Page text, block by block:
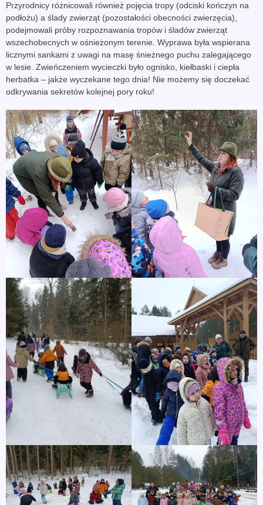
Przyrodnicy różnicowali również pojęcia tropy (odciski kończyn na
podłożu) a ślady zwierząt (pozostałości obecności zwierzęcia),
podejmowali próby rozpoznawania tropów i śladów zwierząt
wszechobecnych w ośnieżonym terenie. Wyprawa była wspierana
licznymi sankami z uwagi na masę śnieżnego puchu zalegającego
w lesie. Zwieńczeniem wycieczki było ognisko, kiełbaski i ciepła
herbatka – jakże wyczekane tego dnia! Nie możemy się doczekać
odkrywania sekretów kolejnej pory roku!